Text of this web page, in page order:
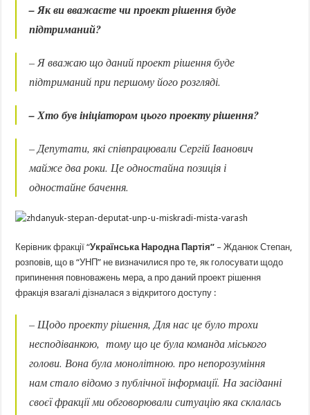
– Як ви вважаєте чи проект рішення буде
підтриманий?
– Я вважаю що даний проект рішення буде
підтриманий при першому його розгляді.
– Хто був ініціатором цього проекту рішення?
– Депутати, які співпрацювали Сергій Іванович
майже два роки. Це одностайна позиція і
одностайне бачення.
Керівник фракції “Українська Народна Партія” – Жданюк Степан,
розповів, що в “УНП” не визначилися про те, як голосувати щодо
припинення повноважень мера, а про даний проект рішення
фракція взагалі дізналася з відкритого доступу :
– Щодо проекту рішення, Для нас це було трохи
несподіванкою, тому що це була команда міського
голови. Вона була монолітною. про непорозуміння
нам стало відомо з публічної інформації. На засіданні
своєї фракції ми обговорювали ситуацію яка склалась